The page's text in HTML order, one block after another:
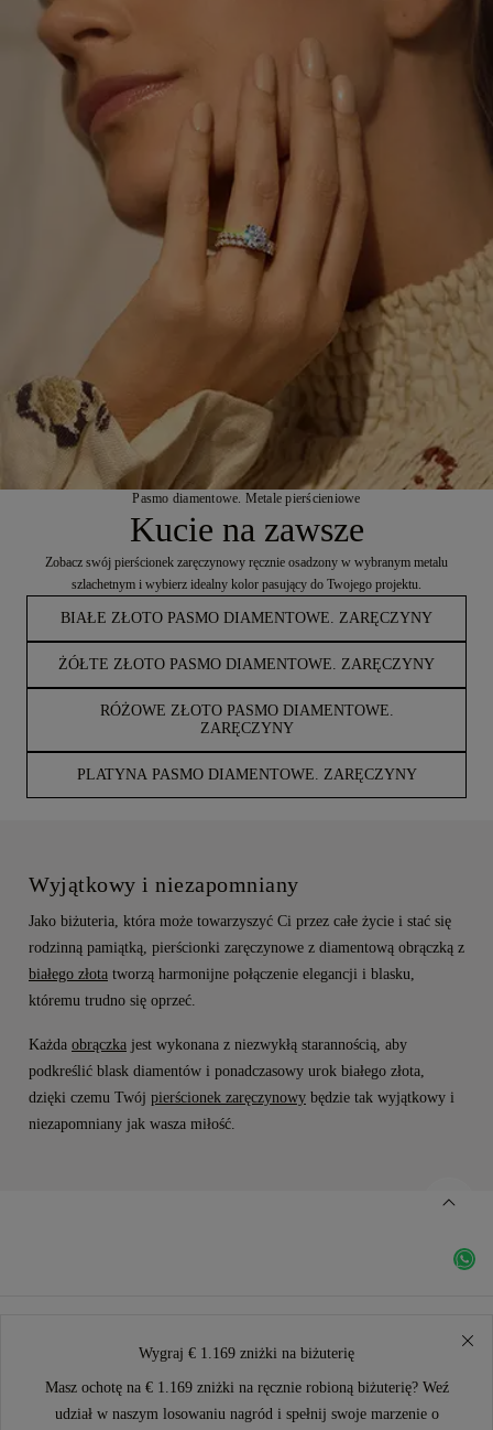
Pasmo diamentowe. Metale pierścieniowe
Kucie na zawsze
Zobacz swój pierścionek zaręczynowy ręcznie osadzony w wybranym metalu
szlachetnym i wybierz idealny kolor pasujący do Twojego projektu.
BIAŁE ZŁOTO PASMO DIAMENTOWE. ZARĘCZYNY
ŻÓŁTE ZŁOTO PASMO DIAMENTOWE. ZARĘCZYNY
RÓŻOWE ZŁOTO PASMO DIAMENTOWE.
ZARĘCZYNY
PLATYNA PASMO DIAMENTOWE. ZARĘCZYNY
Wyjątkowy i niezapomniany
Jako biżuteria, która może towarzyszyć Ci przez całe życie i stać się
rodzinną pamiątką, pierścionki zaręczynowe z diamentową obrączką z
białego złota tworzą harmonijne połączenie elegancji i blasku,
któremu trudno się oprzeć.
Każda obrączka jest wykonana z niezwykłą starannością, aby
podkreślić blask diamentów i ponadczasowy urok białego złota,
dzięki czemu Twój pierścionek zaręczynowy będzie tak wyjątkowy i
niezapomniany jak wasza miłość.
Wygraj € 1.169 zniżki na biżuterię
Masz ochotę na € 1.169 zniżki na ręcznie robioną biżuterię? Weź
udział w naszym losowaniu nagród i spełnij swoje marzenie o